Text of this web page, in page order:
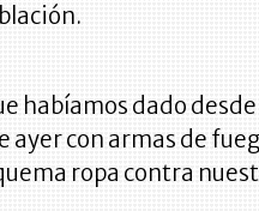
habíamos dado
ayer con armas de
ropa contra